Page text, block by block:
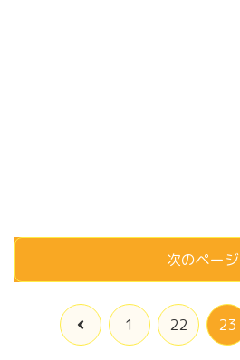
次のページ
前
1 22 23